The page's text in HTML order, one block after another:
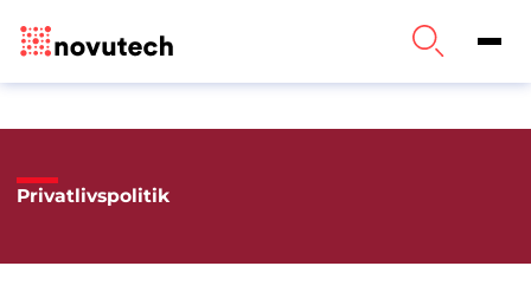
Privatlivspolitik